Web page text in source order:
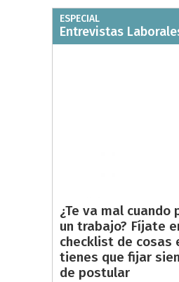
ESPECIAL
Entrevistas
¿Te va mal cuando
un trabajo? Fíjate
checklist de cosas
tienes que fijar
de postular